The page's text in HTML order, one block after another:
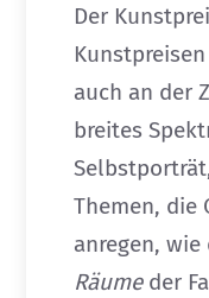
Der
auch an der
breites
Themen, die
anregen,
Räumeder